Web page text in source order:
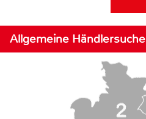
Allgemeine Händlersuche